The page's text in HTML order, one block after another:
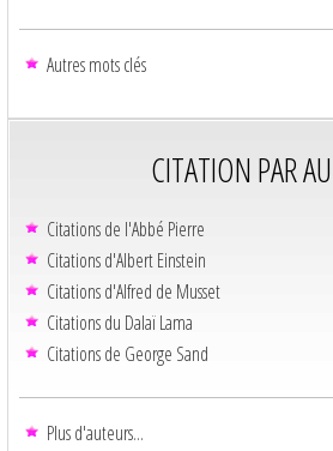
Autres mots clés
CITATION PAR
Citations de l'Abbé Pierre
Citations d'Albert Einstein
Citations d'Alfred de Musset
Citations du Dalaï Lama
Citations de George Sand
Plus d'auteurs...